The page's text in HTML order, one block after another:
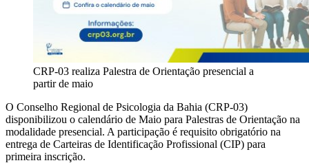
CRP-03 realiza Palestra de Orientação presencial a
partir de maio
O Conselho Regional de Psicologia da Bahia (CRP-03)
disponibilizou o calendário de Maio para Palestras de Orientação na
modalidade presencial. A participação é requisito obrigatório na
entrega de Carteiras de Identificação Profissional (CIP) para
primeira inscrição.